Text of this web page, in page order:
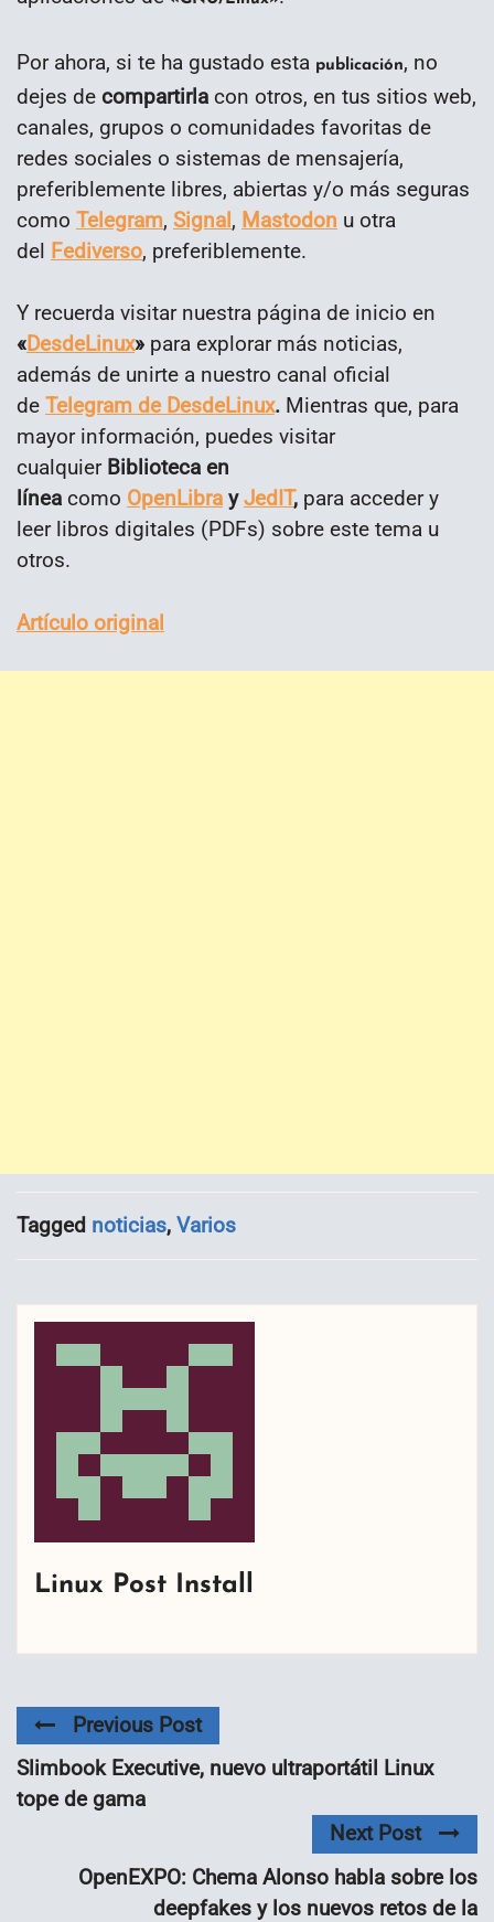
Por ahora, si te ha gustado esta publicación, no
dejes de compartirla con otros, en tus sitios web,
canales, grupos o comunidades favoritas de
redes sociales o sistemas de mensajería,
preferiblemente libres, abiertas y/o más seguras
como Telegram, Signal, Mastodon u otra
del Fediverso, preferiblemente.
Y recuerda visitar nuestra página de inicio en
«DesdeLinux» para explorar más noticias,
además de unirte a nuestro canal oficial
de Telegram de DesdeLinux. Mientras que, para
mayor información, puedes visitar
cualquier Biblioteca en
línea como OpenLibra yJedIT, para acceder y
leer libros digitales (PDFs) sobre este tema u
otros.
Artículo original
Tagged noticias, Varios
Linux Post Install
Previous Post
Slimbook Executive, nuevo ultraportátil Linux
tope de gama
Next Post
OpenEXPO: Chema Alonso habla sobre los
deepfakes y los nuevos retos de la